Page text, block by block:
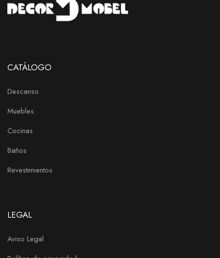
CATÁLOGO
Descanso
Muebles
Cocinas
Baños
Revestimientos
LEGAL
Aviso Legal